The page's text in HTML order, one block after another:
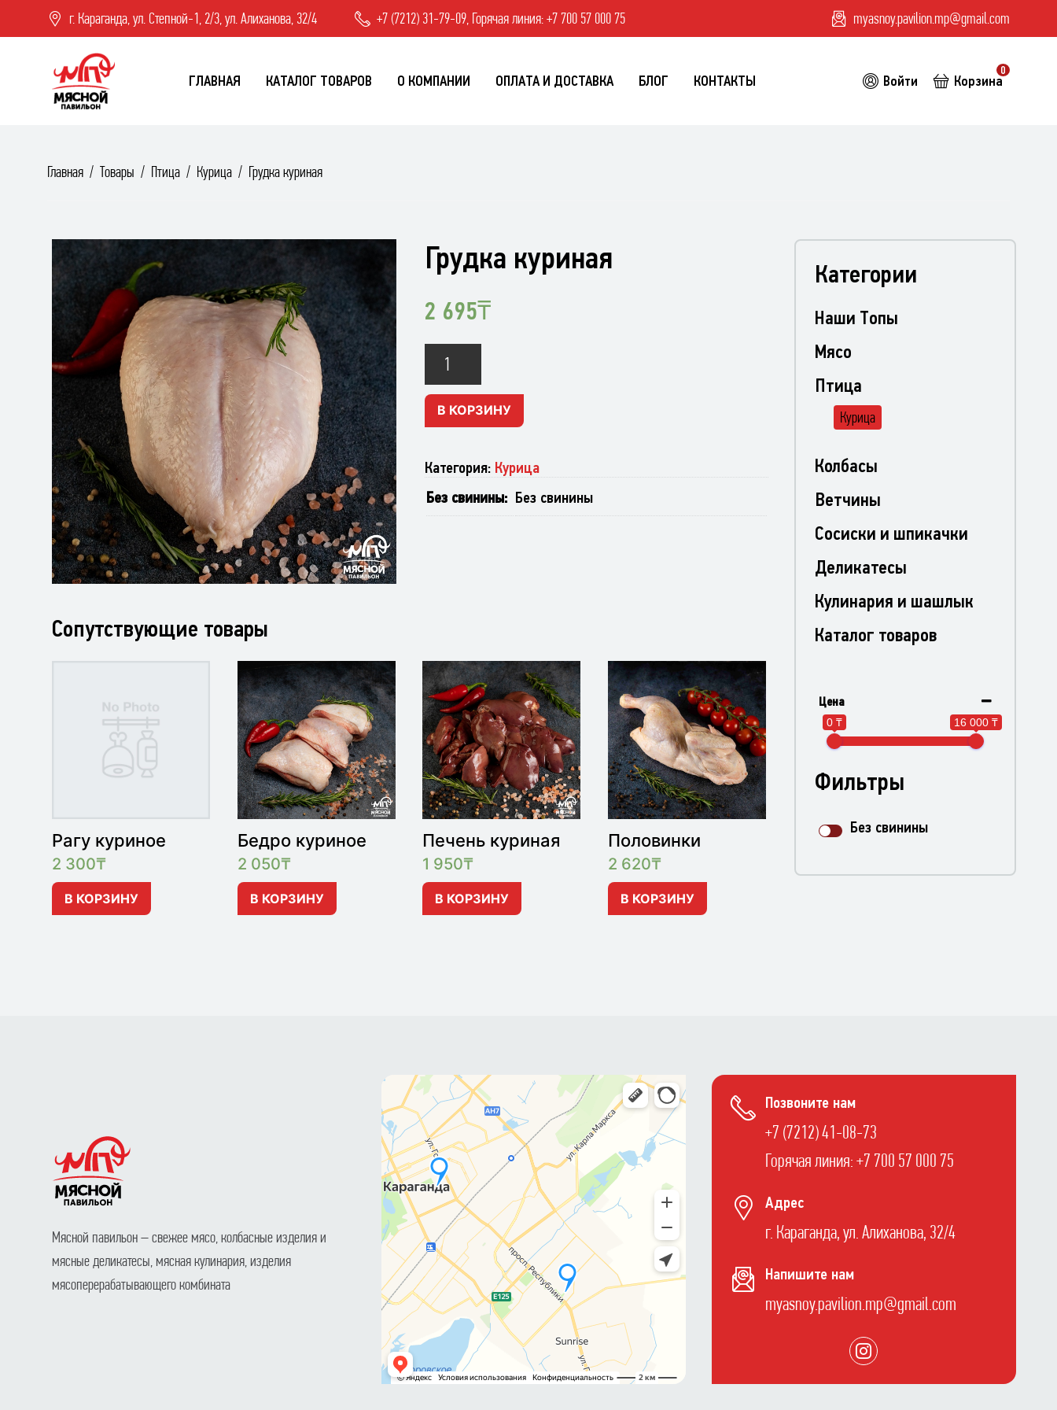
г. Караганда, ул. Степной-1, 2/3, ул. Алиханова, 32/4 +7 (7212) 31-79-09, Горячая линия: +7 700 57 000 75 myasnoy.pavilion.mp@gmail.com
ГЛАВНАЯ КАТАЛОГ ТОВАРОВ О КОМПАНИИ ОПЛАТА И ДОСТАВКА БЛОГ КОНТАКТЫ Войти Корзина
0
Главная Товары Птица Курица Грудка куриная
Грудка куриная
2 695₸
Грудка
куриная
В КОРЗИНУ
Категория: Курица
Без свинины
Без свинины
Сопутствующие товары
Рагу куриное
2 300₸
В КОРЗИНУ
Бедро куриное
2 050₸
В КОРЗИНУ
Печень куриная
1 950₸
В КОРЗИНУ
Половинки
2 620₸
В КОРЗИНУ
Категории
Наши Топы
Мясо
Птица
Курица
Колбасы
Ветчины
Сосиски и шпикачки
Деликатесы
Кулинария и шашлык
Каталог товаров
Цена
0 ₸ 16 000 ₸
Фильтры
Без свинины
Мясной павильон – свежее мясо, колбасные изделия и
мясные деликатесы, мясная кулинария, изделия
мясоперерабатывающего комбината
Позвоните нам
+7 (7212) 41-08-73
Горячая линия: +7 700 57 000 75
Адрес
г. Караганда, ул. Алиханова, 32/4
Напишите нам
myasnoy.pavilion.mp@gmail.com